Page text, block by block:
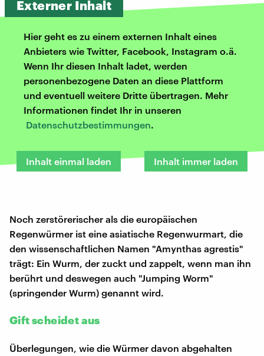
Externer Inhalt
Hier geht es zu einem externen Inhalt eines
Anbieters wie Twitter, Facebook, Instagram o.ä.
Wenn Ihr diesen Inhalt ladet, werden
personenbezogene Daten an diese Plattform
und eventuell weitere Dritte übertragen. Mehr
Informationen findet Ihr in unseren
Datenschutzbestimmungen.
Inhalt einmal laden Inhalt immer laden
Noch zerstörerischer als die europäischen
Regenwürmer ist eine asiatische Regenwurmart, die
den wissenschaftlichen Namen "Amynthas agrestis"
trägt: Ein Wurm, der zuckt und zappelt, wenn man ihn
berührt und deswegen auch "Jumping Worm"
(springender Wurm) genannt wird.
Gift scheidet aus
Überlegungen, wie die Würmer davon abgehalten